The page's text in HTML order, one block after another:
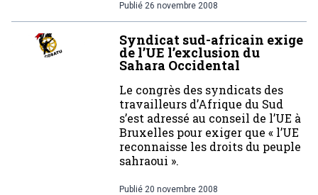
Publié 26 novembre 2008
Syndicat sud-africain exige
de l’UE l’exclusion du
Sahara Occidental
Le congrès des syndicats des
travailleurs d’Afrique du Sud
s’est adressé au conseil de l’UE à
Bruxelles pour exiger que « l’UE
reconnaisse les droits du peuple
sahraoui ».
Publié 20 novembre 2008